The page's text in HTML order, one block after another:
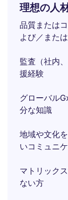
理想の人
品質または
よび／また
監査（社内
援経験
グローバル
分な知識
地域や文化
いコミュニ
マトリック
ない方